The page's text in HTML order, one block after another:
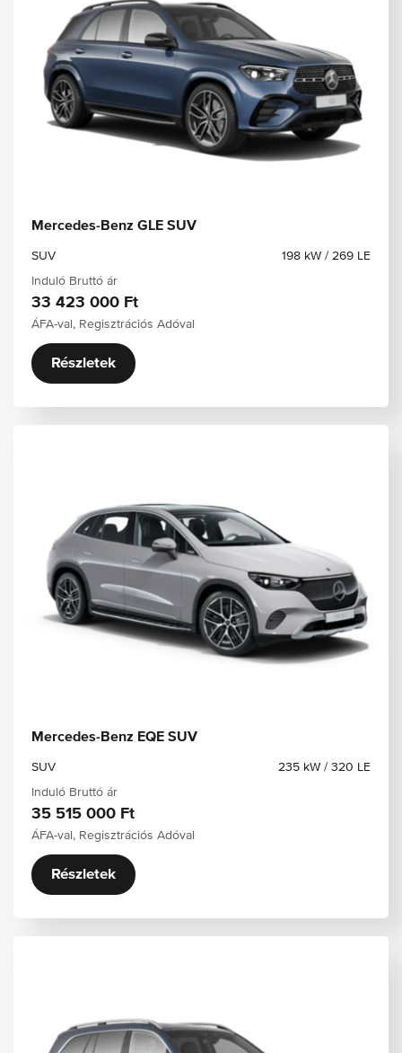
Mercedes-Benz GLE SUV
SUV
198 kW / 269 LE
Induló Bruttó ár
33 423 000 Ft
ÁFA-val, Regisztrációs Adóval
Részletek
Mercedes-Benz EQE SUV
SUV
235 kW / 320 LE
Induló Bruttó ár
35 515 000 Ft
ÁFA-val, Regisztrációs Adóval
Részletek